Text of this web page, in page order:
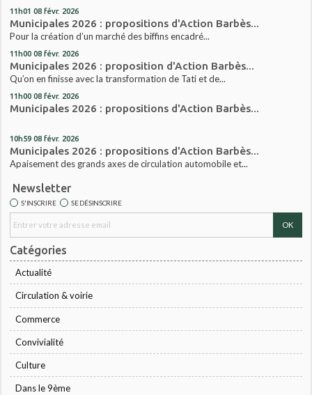
11h01 08 févr. 2026
Municipales 2026 : propositions d'Action Barbès...
Pour la création d’un marché des biffins encadré...
11h00 08 févr. 2026
Municipales 2026 : proposition d'Action Barbès...
Qu’on en finisse avec la transformation de Tati et de...
11h00 08 févr. 2026
Municipales 2026 : propositions d'Action Barbès...
10h59 08 févr. 2026
Municipales 2026 : propositions d'Action Barbès...
Apaisement des grands axes de circulation automobile et...
Newsletter
S'INSCRIRE SE DÉSINSCRIRE
Catégories
Actualité
Circulation & voirie
Commerce
Convivialité
Culture
Dans le 9ème